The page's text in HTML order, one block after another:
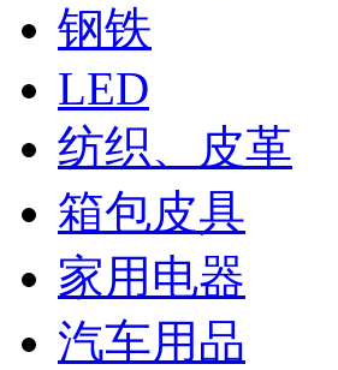
钢铁
LED
纺织、皮革
箱包皮具
家用电器
汽车用品